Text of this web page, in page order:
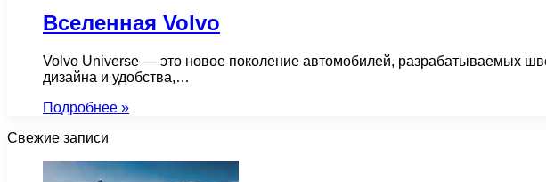
Вселенная Volvo
Volvo Universe — это новое поколение автомобилей, разрабатываемых
дизайна и удобства,…
Подробнее »
Свежие записи